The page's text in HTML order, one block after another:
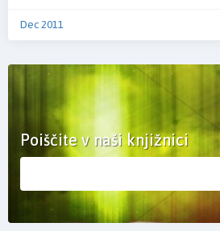
Dec 2011
Poiščite v naši knjižnici